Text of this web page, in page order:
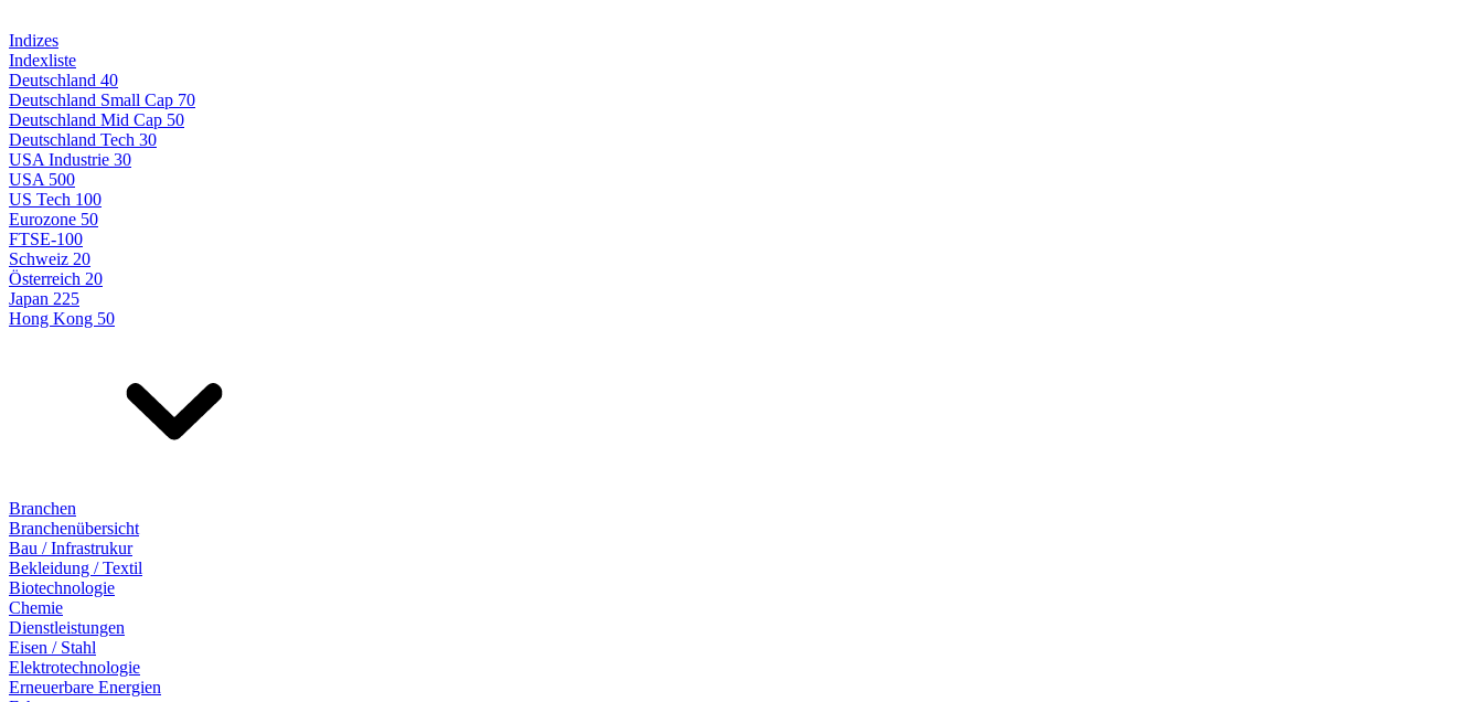
Indizes
Indexliste
Deutschland 40
Deutschland Small Cap 70
Deutschland Mid Cap 50
Deutschland Tech 30
USA Industrie 30
USA 500
US Tech 100
Eurozone 50
FTSE-100
Schweiz 20
Österreich 20
Japan 225
Hong Kong 50
Branchen
Branchenübersicht
Bau / Infrastrukur
Bekleidung / Textil
Biotechnologie
Chemie
Dienstleistungen
Eisen / Stahl
Elektrotechnologie
Erneuerbare Energien